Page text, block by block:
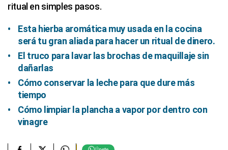
ritual en simples pasos.
Esta hierba aromática muy usada en la cocina
será tu gran aliada para hacer un ritual de dinero.
El truco para lavar las brochas de maquillaje sin
dañarlas
Cómo conservar la leche para que dure más
tiempo
Cómo limpiar la plancha a vapor por dentro con
vinagre